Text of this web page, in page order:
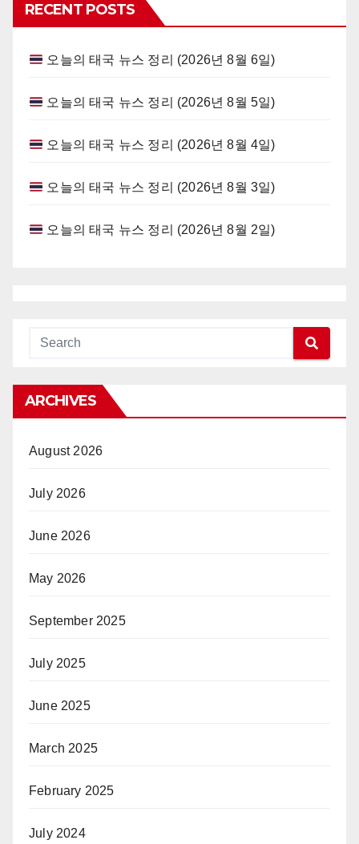
RECENT POSTS
오늘의 태국 뉴스 정리 (2026년 8월 6일)
오늘의 태국 뉴스 정리 (2026년 8월 5일)
오늘의 태국 뉴스 정리 (2026년 8월 4일)
오늘의 태국 뉴스 정리 (2026년 8월 3일)
오늘의 태국 뉴스 정리 (2026년 8월 2일)
ARCHIVES
August 2026
July 2026
June 2026
May 2026
September 2025
July 2025
June 2025
March 2025
February 2025
July 2024